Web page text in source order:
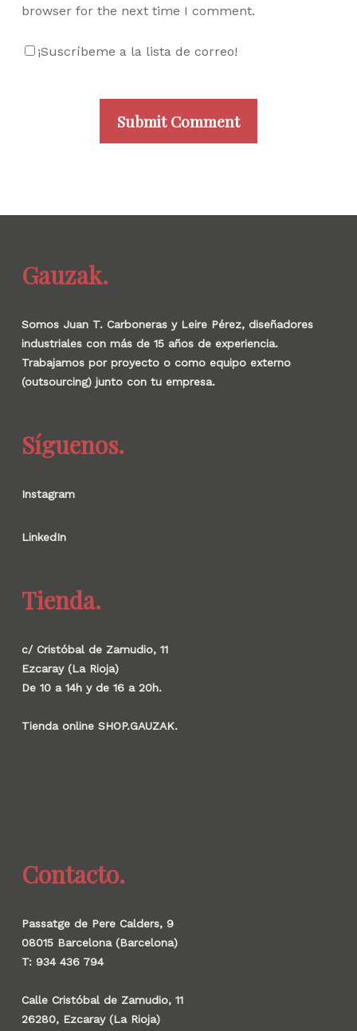
browser for the next time I comment.
¡Suscríbeme a la lista de correo!
Gauzak.
Somos Juan T. Carboneras y Leire Pérez, diseñadores
industriales con más de 15 años de experiencia.
Trabajamos por proyecto o como equipo externo
(outsourcing) junto con tu empresa.
Síguenos.
Instagram
LinkedIn
Tienda.
c/ Cristóbal de Zamudio, 11
Ezcaray (La Rioja)
De 10 a 14h y de 16 a 20h.
Tienda online SHOP.GAUZAK.
Contacto.
Passatge de Pere Calders, 9
08015 Barcelona (Barcelona)
T: 934 436 794
Calle Cristóbal de Zamudio, 11
26280, Ezcaray (La Rioja)